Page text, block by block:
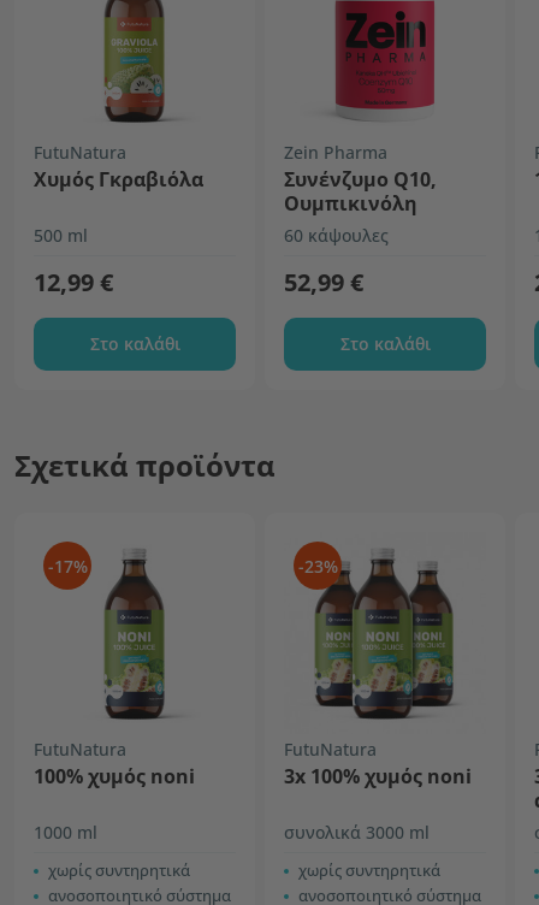
FutuNatura
Χυμός Γκραβιόλα
500 ml
12,99 €
Στο καλάθι
Zein Pharma
Συνένζυμο Q10,
Ουμπικινόλη
60 κάψουλες
52,99 €
Στο καλάθι
Σχετικά προϊόντα
-17%
FutuNatura
100% χυμός noni
1000 ml
χωρίς συντηρητικά
ανοσοποιητικό σύστημα
-23%
FutuNatura
3x 100% χυμός noni
συνολικά 3000 ml
χωρίς συντηρητικά
ανοσοποιητικό σύστημα